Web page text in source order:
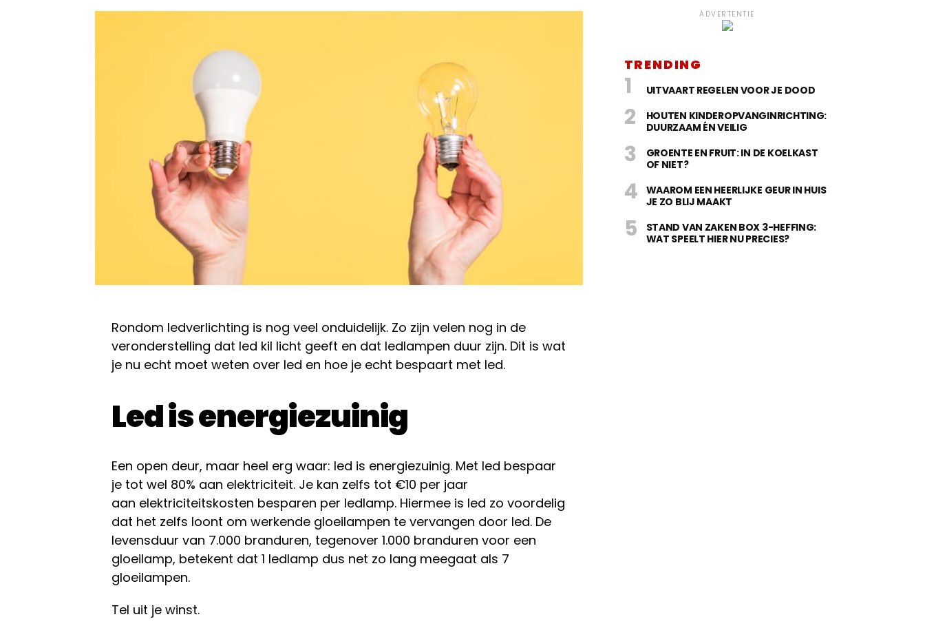
Rondom ledverlichting is nog veel onduidelijk. Zo zijn velen nog in de
veronderstelling dat led kil licht geeft en dat ledlampen duur zijn. Dit is wat
je nu echt moet weten over led en hoe je echt bespaart met led.
Led is energiezuinig
Een open deur, maar heel erg waar: led is energiezuinig. Met led bespaar
je tot wel 80% aan elektriciteit. Je kan zelfs tot €10 per jaar
aan elektriciteitskosten besparen per ledlamp. Hiermee is led zo voordelig
dat het zelfs loont om werkende gloeilampen te vervangen door led. De
levensduur van 7.000 branduren, tegenover 1.000 branduren voor een
gloeilamp, betekent dat 1 ledlamp dus net zo lang meegaat als 7
gloeilampen.
Tel uit je winst.
ADVERTENTIE
TRENDING
UITVAART REGELEN VOOR JE DOOD
HOUTEN KINDEROPVANGINRICHTING:
DUURZAAM ÉN VEILIG
GROENTE EN FRUIT: IN DE KOELKAST
OF NIET?
WAAROM EEN HEERLIJKE GEUR IN HUIS
JE ZO BLIJ MAAKT
STAND VAN ZAKEN BOX 3-HEFFING:
WAT SPEELT HIER NU PRECIES?